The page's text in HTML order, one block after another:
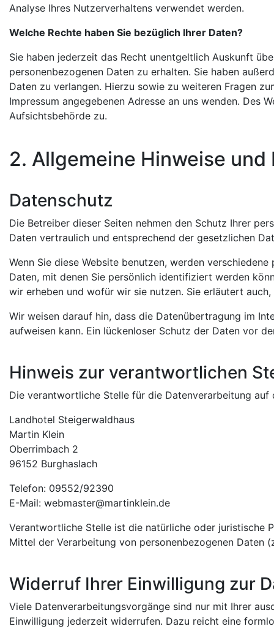
Analyse Ihres Nutzerverhaltens verwendet werden.
Welche Rechte haben Sie bezüglich Ihrer Daten?
Sie haben jederzeit das Recht unentgeltlich Auskunft
personenbezogenen Daten zu erhalten. Sie haben
Daten zu verlangen. Hierzu sowie zu weiteren Fragen
Impressum angegebenen Adresse an uns wenden. Des
Aufsichtsbehörde zu.
2. Allgemeine Hinweise
Datenschutz
Die Betreiber dieser Seiten nehmen den Schutz Ihrer
Daten vertraulich und entsprechend der gesetzlichen
Wenn Sie diese Website benutzen, werden
Daten, mit denen Sie persönlich identifiziert werden
wir erheben und wofür wir sie nutzen. Sie erläutert
Wir weisen darauf hin, dass die Datenübertragung im
aufweisen kann. Ein lückenloser Schutz der Daten vor
Hinweis zur verantwortlichen
Die verantwortliche Stelle für die Datenverarbeitung auf
Landhotel Steigerwaldhaus
Martin Klein
Oberrimbach 2
96152 Burghaslach
Telefon: 09552/92390
E-Mail: webmaster@martinklein.de
Verantwortliche Stelle ist die natürliche oder juristische
Mittel der Verarbeitung von personenbezogenen Daten
Widerruf Ihrer Einwilligung zur
Viele Datenverarbeitungsvorgänge sind nur mit Ihrer
Einwilligung jederzeit widerrufen. Dazu reicht eine